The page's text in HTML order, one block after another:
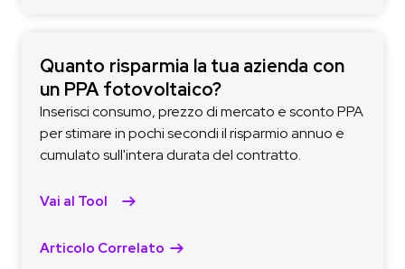
Quanto risparmia la tua azienda con
un PPA fotovoltaico?
Inserisci consumo, prezzo di mercato e sconto PPA
per stimare in pochi secondi il risparmio annuo e
cumulato sull'intera durata del contratto.
Vai al Tool
Articolo Correlato